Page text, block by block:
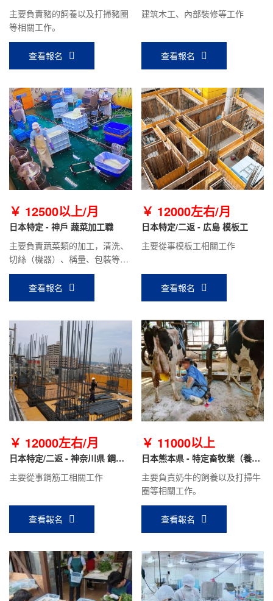
主要負責豬的飼養以及打掃豬圈
等相關工作。
查看報名
建筑木工、內部裝修等工作
查看報名
￥ 12500以上/月
日本特定 - 神戶 蔬菜加工職
主要負責蔬菜類的加工，清洗、
切絲（機器）、稱量、包裝等工
作。
查看報名
￥ 12000左右/月
日本特定/二返 - 広島 模板工
主要從事模板工相關工作
查看報名
￥ 12000左右/月
日本特定/二返 - 神奈川県 鋼筋
工
主要從事鋼筋工相關工作
查看報名
￥ 11000以上
日本熊本県 - 特定畜牧業（養
牛）
主要負責奶牛的飼養以及打掃牛
圈等相關工作。
查看報名